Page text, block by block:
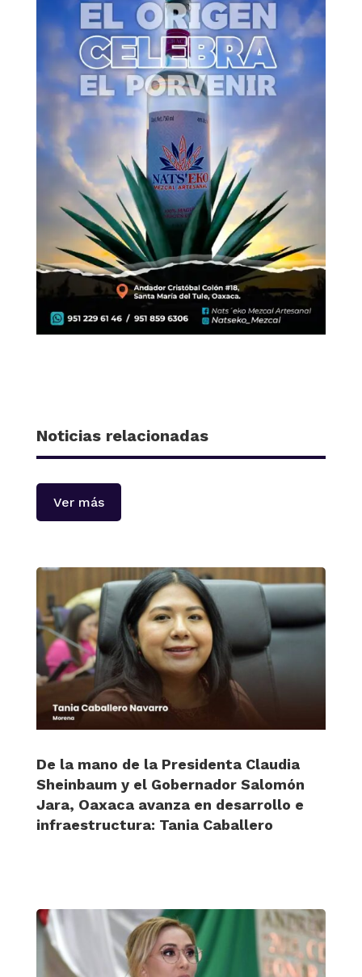
Noticias relacionadas
Ver más
De la mano de la Presidenta Claudia
Sheinbaum y el Gobernador Salomón
Jara, Oaxaca avanza en desarrollo e
infraestructura: Tania Caballero